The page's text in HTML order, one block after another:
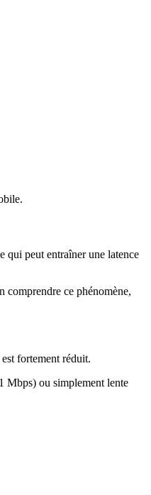
qui peut entraîner une latence
comprendre ce phénomène,
fortement réduit.
Mbps) ou simplement lente